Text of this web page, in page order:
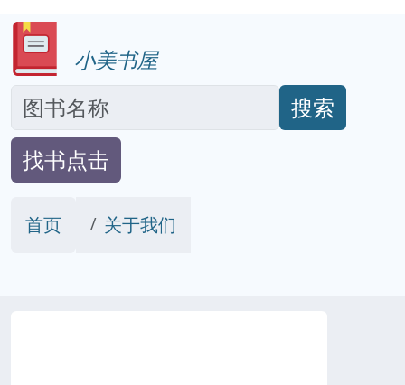
小美书屋
搜索
找书点击
首页 关于我们